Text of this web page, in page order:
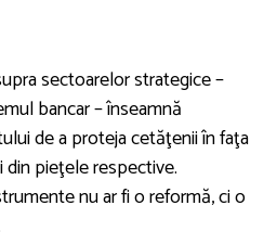
sectoarelor strategice –
bancar – înseamnă
de a proteja cetăţenii în faţa
pieţele respective.
nu ar fi o reformă, ci o